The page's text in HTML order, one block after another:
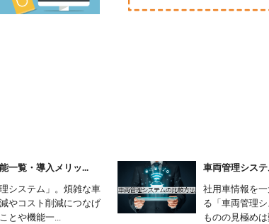
一覧・導入メリッ...
システム」。煩雑な車
やコスト削減につなげ
とや機能一...
車両管理シス
社用車情報を
る「車両管理
ものの見極め